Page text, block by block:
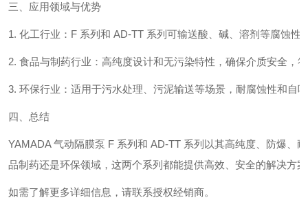
三、应用领域与优势
1. 化工行业：F 系列和 AD-TT 系列可输送酸、碱、溶剂等腐蚀性
2. 食品与制药行业：高纯度设计和无污染特性，确保介质安全，
3. 环保行业：适用于污水处理、污泥输送等场景，耐腐蚀性和自
四、总结
YAMADA 气动隔膜泵 F 系列和 AD-TT 系列以其高纯度、防爆、
品制药还是环保领域，这两个系列都能提供高效、安全的解决方
如需了解更多详细信息，请联系授权经销商。